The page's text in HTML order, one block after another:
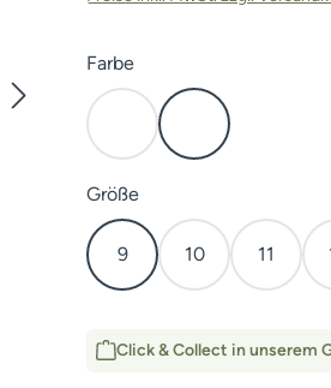
Farbeauswählen
Cover Earth
Größeauswählen
9 10 11
Click & Collect in unserem